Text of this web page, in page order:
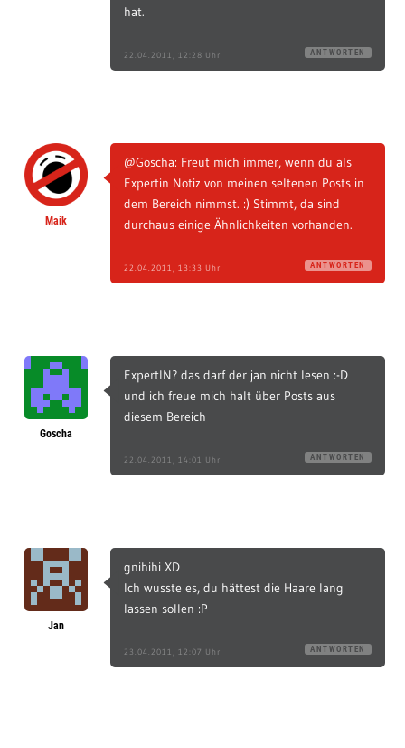
hat.
22.04.2011, 12:28 Uhr ANTWORTEN
Maik
@Goscha: Freut mich immer, wenn du als
Expertin Notiz von meinen seltenen Posts in
dem Bereich nimmst. :) Stimmt, da sind
durchaus einige Ähnlichkeiten vorhanden.
22.04.2011, 13:33 Uhr ANTWORTEN
Goscha
ExpertIN? das darf der jan nicht lesen :-D
und ich freue mich halt über Posts aus
diesem Bereich
22.04.2011, 14:01 Uhr ANTWORTEN
Jan
gnihihi XD
Ich wusste es, du hättest die Haare lang
lassen sollen :P
23.04.2011, 12:07 Uhr ANTWORTEN